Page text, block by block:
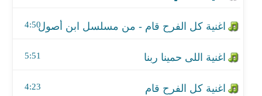
4:50
5:51
اغنية كل الفرح قام
4:23